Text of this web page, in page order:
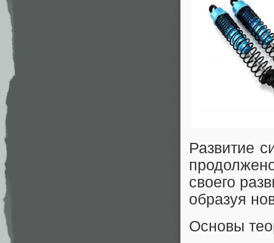
Развитие
своего
образуя
Основы